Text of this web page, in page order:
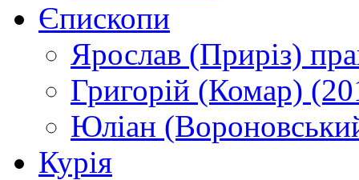
Єпископи
Ярослав (Приріз)
Григорій (Комар)
Юліан
Курія